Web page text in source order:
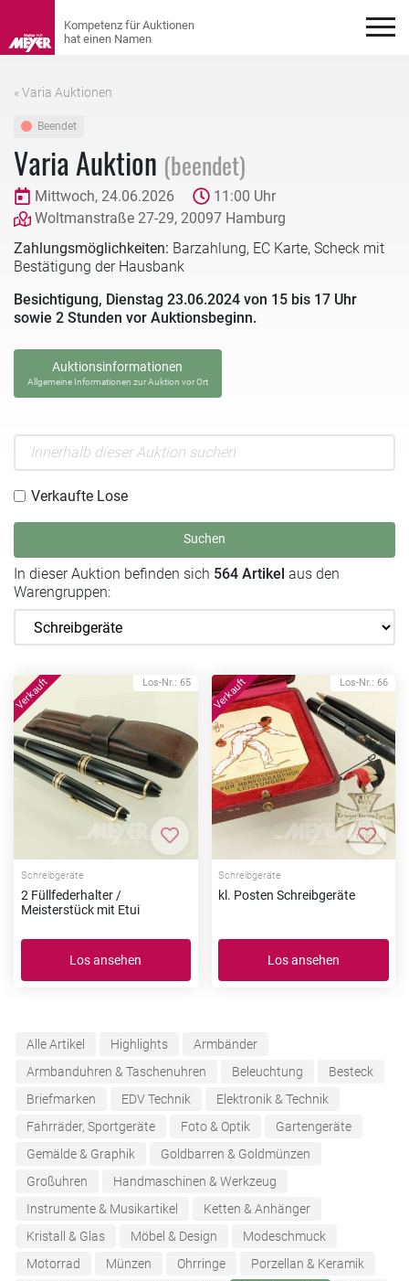
« Varia Auktionen
Beendet
Varia Auktion (beendet)
Mittwoch, 24.06.2026
11:00 Uhr
Woltmanstraße 27-29, 20097 Hamburg
Zahlungsmöglichkeiten: Barzahlung, EC Karte, Scheck mit
Bestätigung der Hausbank
Besichtigung, Dienstag 23.06.2024 von 15 bis 17 Uhr
sowie 2 Stunden vor Auktionsbeginn.
Auktionsinformationen
Allgemeine Informationen zur Auktion vor Ort
Verkaufte Lose
Suchen
In dieser Auktion befinden sich 564 Artikel aus den
Warengruppen:
Los-Nr.: 65
Zur Merkliste hinzufügen
Schreibgeräte
2 Füllfederhalter /
Meisterstück mit Etui
Los ansehen
Los-Nr.: 66
Zur
Schreibgeräte
kl. Posten Schreibgeräte
Los ansehen
Alle Artikel Highlights
Armbänder
Armbanduhren & Taschenuhren
Beleuchtung
Besteck
Briefmarken
EDV Technik
Elektronik & Technik
Fahrräder, Sportgeräte
Foto & Optik
Gartengeräte
Gemälde & Graphik
Goldbarren & Goldmünzen
Großuhren
Handmaschinen & Werkzeug
Instrumente & Musikartikel
Ketten & Anhänger
Kristall & Glas
Möbel & Design
Modeschmuck
Motorrad
Münzen Ohrringe
Porzellan & Keramik